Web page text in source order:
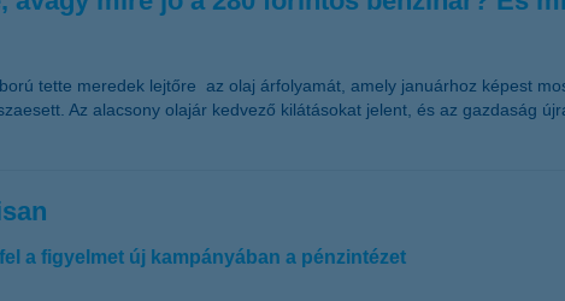
tette meredek lejtőre az olaj árfolyamát, amely januárhoz képest
Az alacsony olajár kedvező kilátásokat jelent, és az gazdaság
a figyelmet új kampányában a pénzintézet